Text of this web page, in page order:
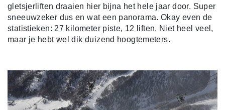
gletsjerliften draaien hier bijna het hele jaar door. Super
sneeuwzeker dus en wat een panorama. Okay even de
statistieken: 27 kilometer piste, 12 liften. Niet heel veel,
maar je hebt wel dik duizend hoogtemeters.